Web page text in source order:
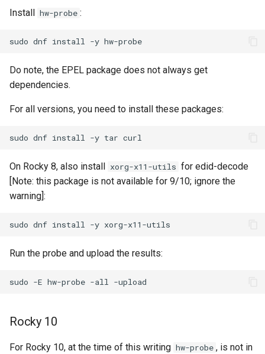
Services
QA:Testcase RDP Graphics
QA:Testcase Media Repo
Resize
QA:Testcase Template
QA:Testcase Update Image
QA:Testcase VNC Graphics
Install hw-probe :
sudo dnf install -y
Do note, the EPEL package does not always get
dependencies.
For all versions, you need to install these packages:
sudo dnf install -y tar
On Rocky 8, also install xorg-x11-utils for edid-decode
[Note: this package is not available for 9/10; ignore the
warning]:
sudo dnf install -y
Run the probe and upload the results:
sudo -E hw-probe -all
Rocky 10
For Rocky 10, at the time of this writing hw-probe , is not in